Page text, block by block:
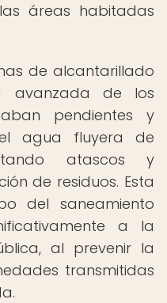
áreas habitadas
de alcantarillado
avanzada de los
pendientes y
agua fluyera de
atascos y
de residuos. Esta
del saneamiento
a la
al prevenir la
transmitidas